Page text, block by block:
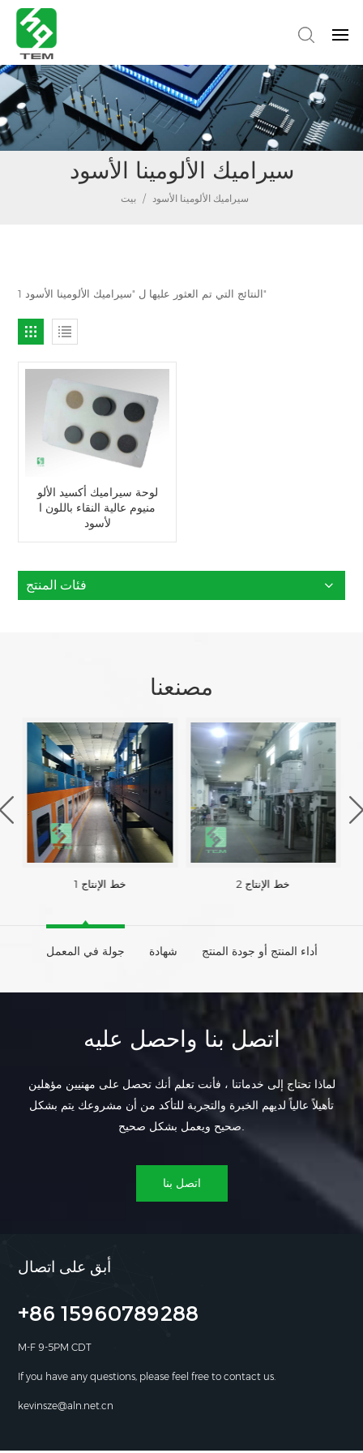
سيراميك الألومينا الأسود
بيت / سيراميك الألومينا الأسود
1 النتائج التي تم العثور عليها ل "سيراميك الألومينا الأسود"
لوحة سيراميك أكسيد الألو
منيوم عالية النقاء باللون ا
لأسود
فئات المنتج
مصنعنا
خط الإنتاج 1 خط الإنتاج 2
جولة في المعمل شهادة أداء المنتج أو جودة المنتج
اتصل بنا واحصل عليه
لماذا تحتاج إلى خدماتنا ، فأنت تعلم أنك تحصل على مهنيين مؤهلين
تأهيلاً عالياً لديهم الخبرة والتجربة للتأكد من أن مشروعك يتم بشكل
صحيح ويعمل بشكل صحيح.
اتصل بنا
أبق على اتصال
+86 15960789288
M-F 9-5PM CDT
If you have any questions, please feel free to contact us.
kevinsze@aln.net.cn